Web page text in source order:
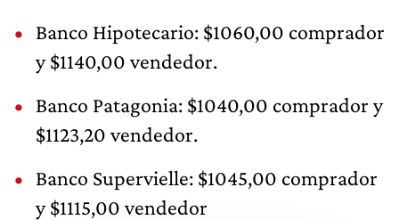
Banco Hipotecario: $1060,00 comprador
y $1140,00 vendedor.
Banco Patagonia: $1040,00 comprador y
$1123,20 vendedor.
Banco Supervielle: $1045,00 comprador
y $1115,00 vendedor